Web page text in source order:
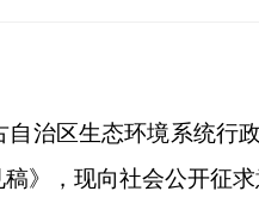
治区生态环境系统行
》，现向社会公开征求